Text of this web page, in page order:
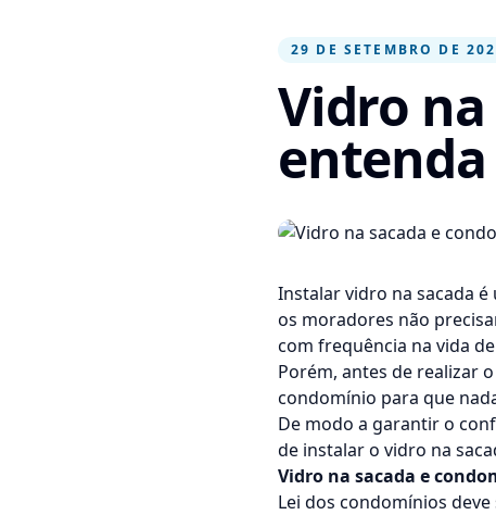
29 DE SETEMBRO DE
Vidro
Instalar vidro na sacada
os moradores não
com frequência na vida
Porém, antes de realizar
condomínio para que
De modo a garantir o
de instalar o vidro na
Vidro na sacada e
Lei dos condomínios